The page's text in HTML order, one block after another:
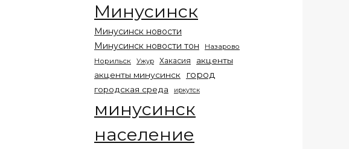
Минусинск
Минусинск новости
Минусинск новости тон
Назарово
Норильск
Ужур Хакасия
акценты
акценты минусинск
город
городская среда иркутск
минусинск
население